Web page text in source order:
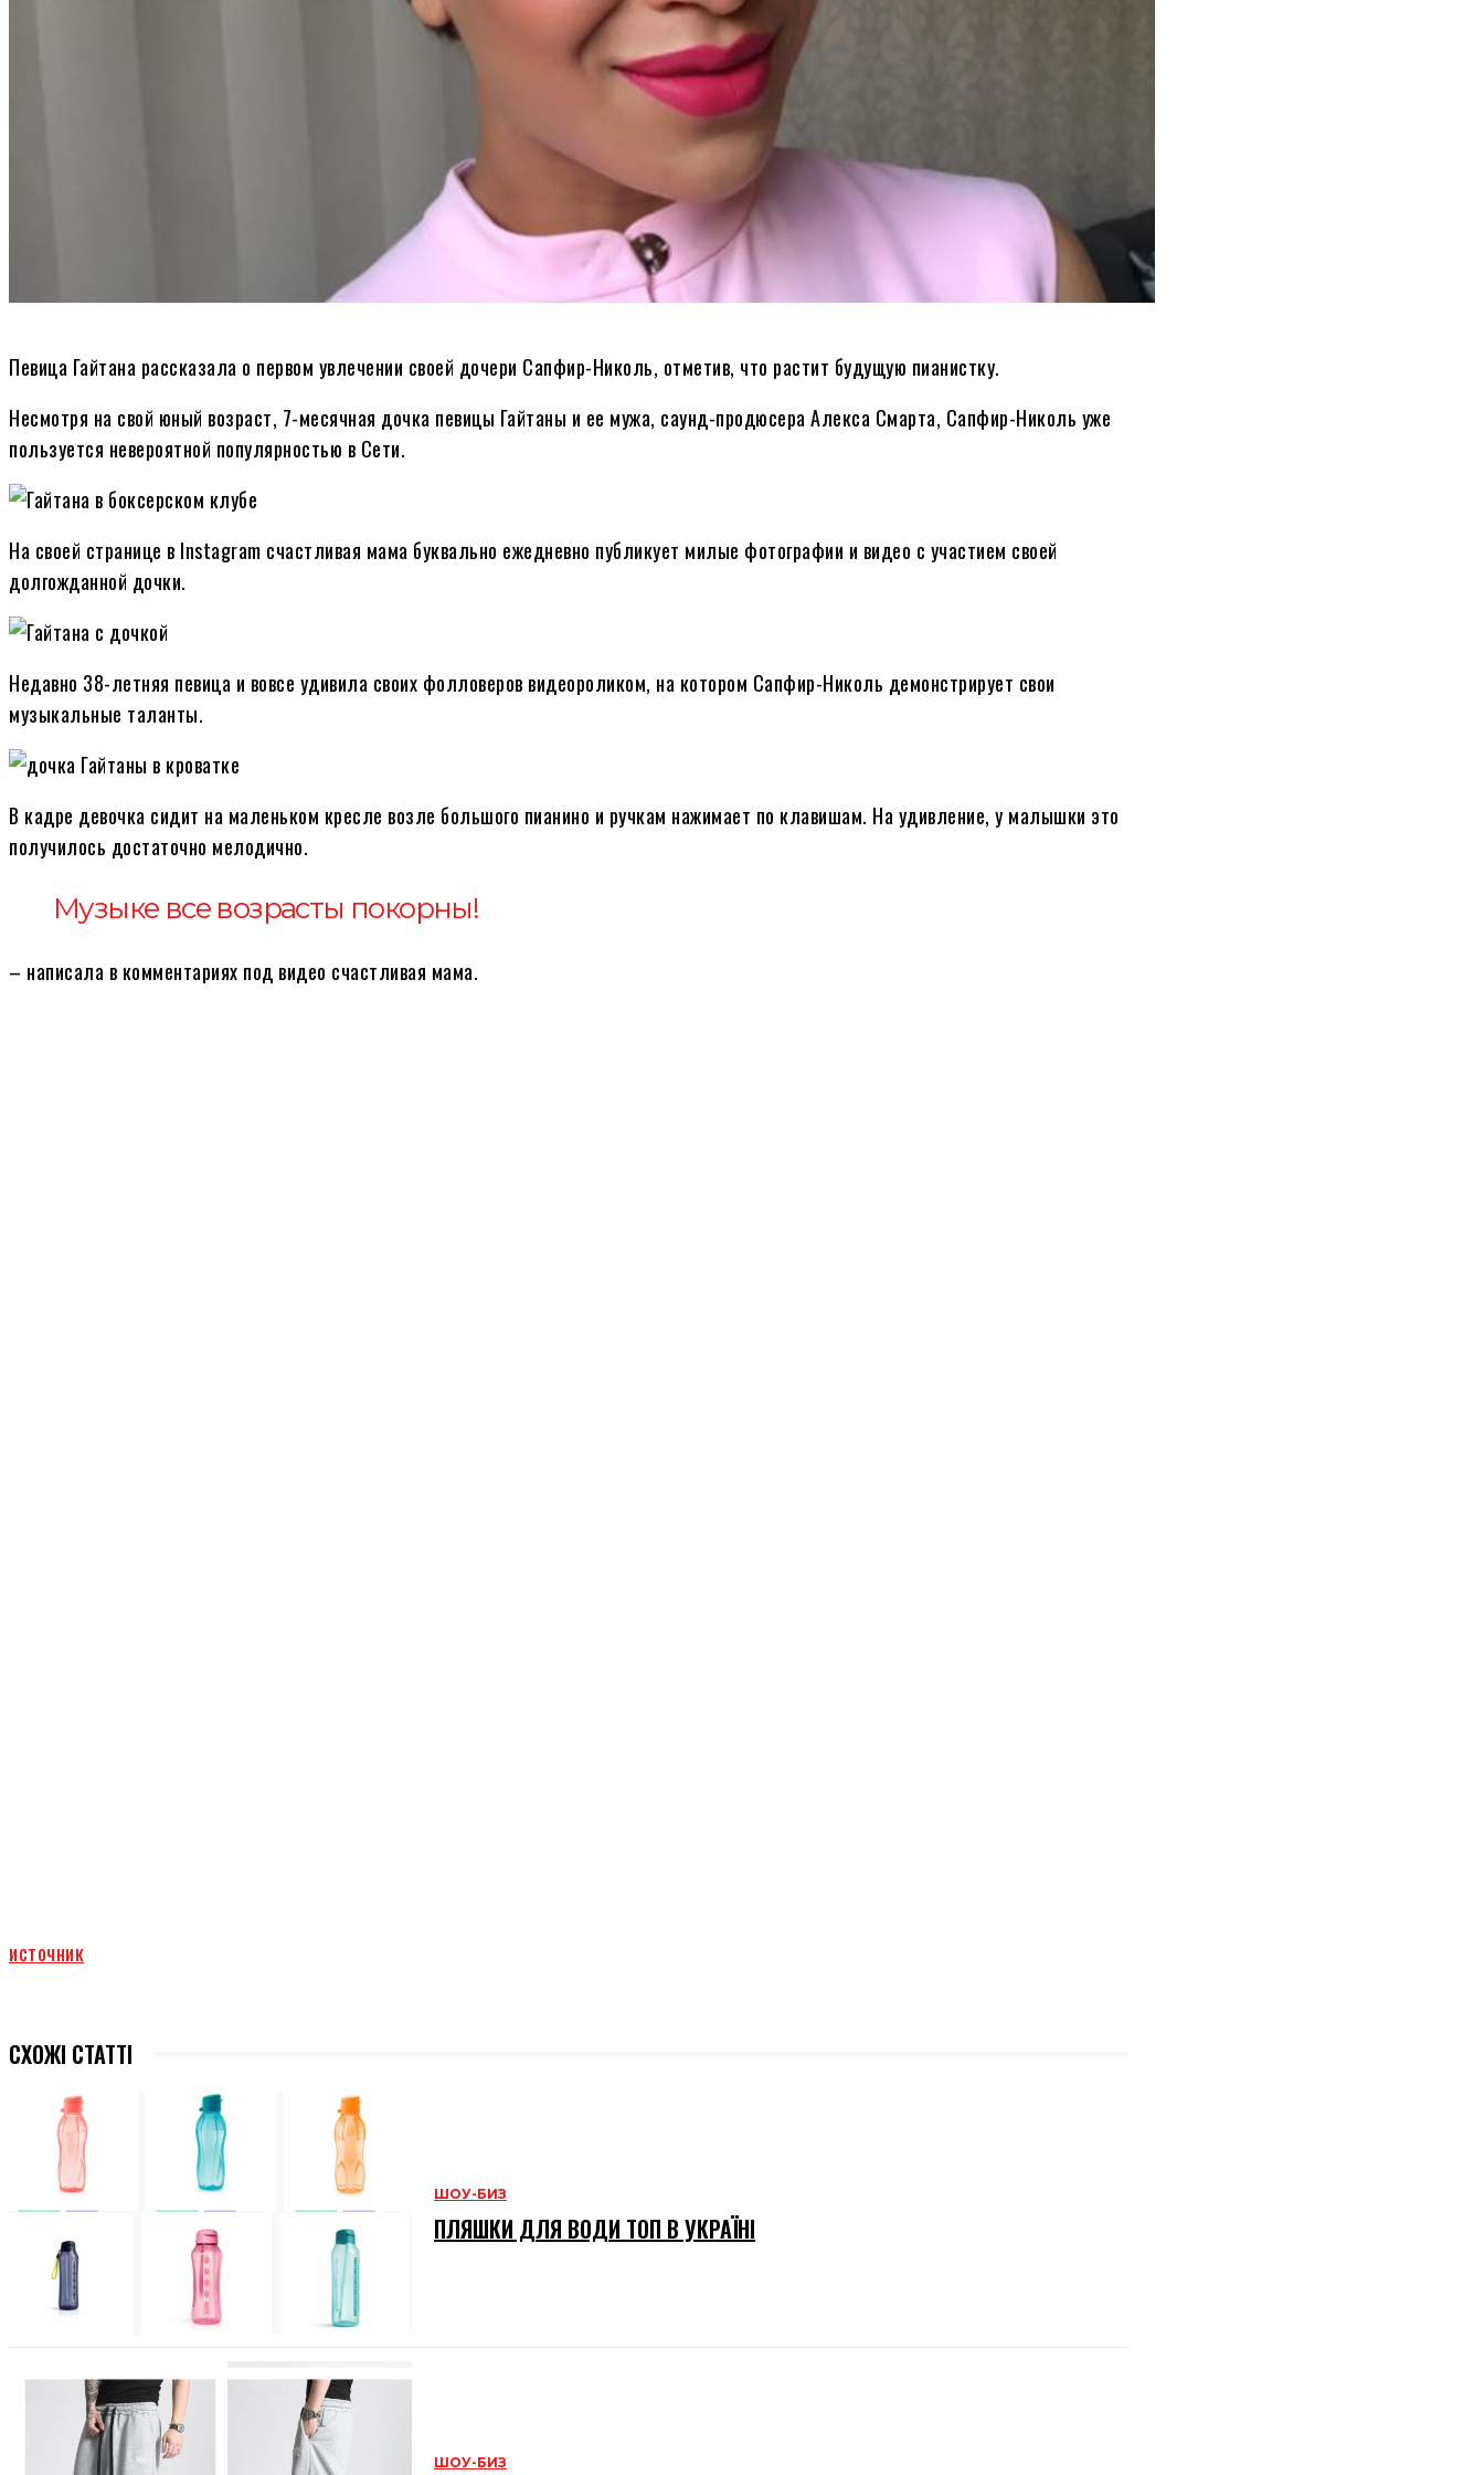
Певица Гайтана рассказала о первом увлечении своей дочери Сапфир-Николь, отметив, что растит будущую пианистку.
Несмотря на свой юный возраст, 7-месячная дочка певицы Гайтаны и ее мужа, саунд-продюсера Алекса Смарта, Сапфир-Николь уже
пользуется невероятной популярностью в Сети.
На своей странице в Instagram счастливая мама буквально ежедневно публикует милые фотографии и видео с участием своей
долгожданной дочки.
Недавно 38-летняя певица и вовсе удивила своих фолловеров видеороликом, на котором Сапфир-Николь демонстрирует свои
музыкальные таланты.
В кадре девочка сидит на маленьком кресле возле большого пианино и ручкам нажимает по клавишам. На удивление, у малышки это
получилось достаточно мелодично.
Музыке все возрасты покорны!
– написала в комментариях под видео счастливая мама.
источник
СХОЖІ СТАТТІ
ШОУ-БИЗ
ПЛЯШКИ ДЛЯ ВОДИ ТОП В УКРАЇНІ
ШОУ-БИЗ